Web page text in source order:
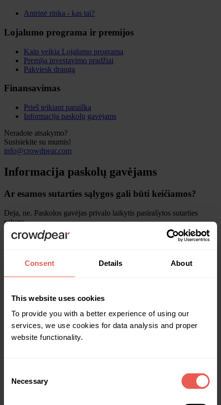
Consent Details About
This website uses cookies
To provide you with a better experience of using our
services, we use cookies for data analysis and proper
website functionality.
Selection
Necessary
Antrinė rinka - kas tai?
Lojalumo programa ir premijos
Kaip veikia Lojalumo programa
Premija investavimo pradžiai
Pakviesk draugą
Finansavimas
Prieš teikiant paraišką
Informacija paskolų gavėjams
Neradote atsakymo?
Susisiekite su mumis!
info@crowdpear.com
Informacija paskolų gavėjams
Ar esamos sutarties sąlygos gali būti keičiamos?
Deja, ne. Paskolos gavėjas privalo laikytis pasirašytos sutarties
sąlygų.
Ar ši informacija buvo naudinga?